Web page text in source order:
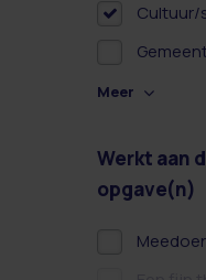
Meer
Werkt aan
opgave(n)